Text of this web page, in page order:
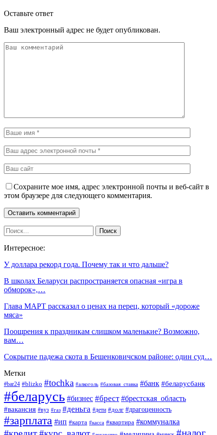
Оставьте ответ
Ваш электронный адрес не будет опубликован.
Сохраните мое имя, адрес электронной почты и веб-сайт в
этом браузере для следующего комментария.
Интересное:
У доллара рекорд года. Почему так и что дальше?
В школах Беларуси распространяется опасная «игра в
обморок»,…
Глава МАРТ рассказал о ценах на перец, который «дороже
мяса»
Поощрения к праздникам слишком маленькие? Возможно,
вам…
Сокрытие падежа скота в Бешенковичском районе: один суд…
Метки
#bar24 #blizko #tochka #алкоголь #базовая_ставка #банк #беларусбанк
#беларусь #бизнес #брест #брестская_область
#вакансия #вуз #газ #деньга #дети #долг #драгоценность
#зарплата #ип #карта #касса #квартира #коммуналка